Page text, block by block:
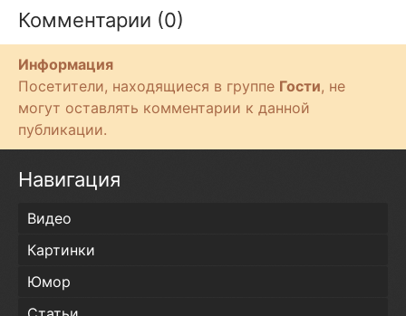
Комментарии (0)
Информация
Посетители, находящиеся в группе Гости, не
могут оставлять комментарии к данной
публикации.
Навигация
Видео
Картинки
Юмор